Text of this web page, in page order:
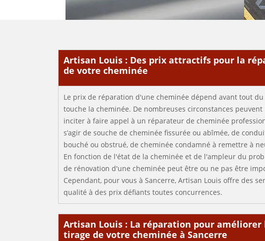
Artisan Louis : Des prix attractifs pour la
de votre cheminée
Le prix de réparation d'une cheminée dépend avant tout
touche la cheminée. De nombreuses circonstances peuvent
inciter à faire appel à un réparateur de cheminée
s’agir de souche de cheminée fissurée ou abîmée, de
bouché ou obstrué, de cheminée condamné à remettre à
En fonction de l'état de la cheminée et de l'ampleur du
de rénovation d'une cheminée peut être ou ne pas être
Cependant, pour vous à Sancerre, Artisan Louis offre des
qualité à des prix défiants toutes concurrences.
Artisan Louis : La réparation pour améliorer
tirage de votre cheminée à Sancerre